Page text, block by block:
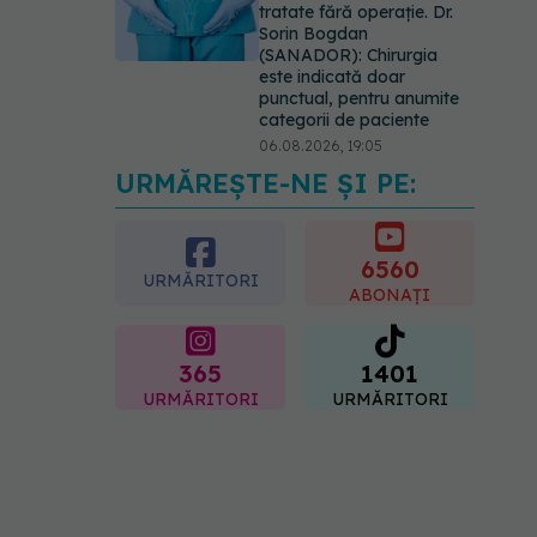
tratate fără operație. Dr.
Sorin Bogdan
(SANADOR): Chirurgia
este indicată doar
punctual, pentru anumite
categorii de paciente
06.08.2026, 19:05
EXCLUSIV Brahiterapie
vs radioterapie externă în
cancerul ginecologic. Dr.
Sorin Bogdan (SANADOR)
explică diferența și cum
acționează tratamentul
URMĂREȘTE-NE ȘI PE:
URMĂRITORI 6560
ABONAȚI
365
URMĂRITORI
1401
URMĂRITORI